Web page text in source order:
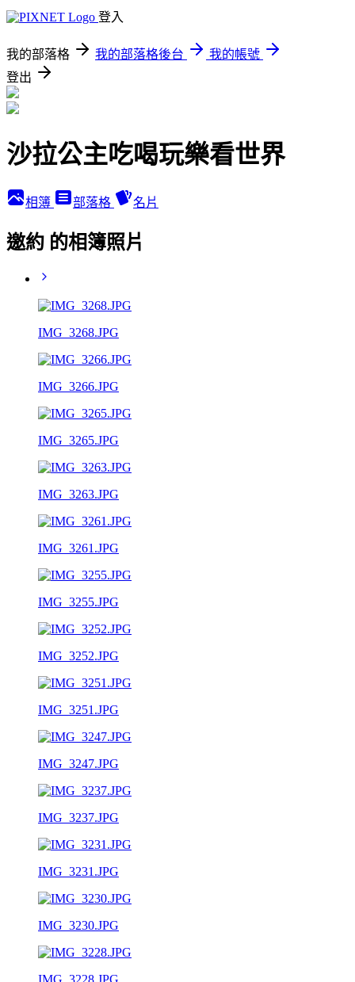
登入
我的部落格 我的部落格後台
我的帳號
登出
沙拉公主吃喝玩樂看世界
相簿 部落格 名片
邀約 的相簿照片
IMG_3268.JPG
IMG_3266.JPG
IMG_3265.JPG
IMG_3263.JPG
IMG_3261.JPG
IMG_3255.JPG
IMG_3252.JPG
IMG_3251.JPG
IMG_3247.JPG
IMG_3237.JPG
IMG_3231.JPG
IMG_3230.JPG
IMG_3228.JPG